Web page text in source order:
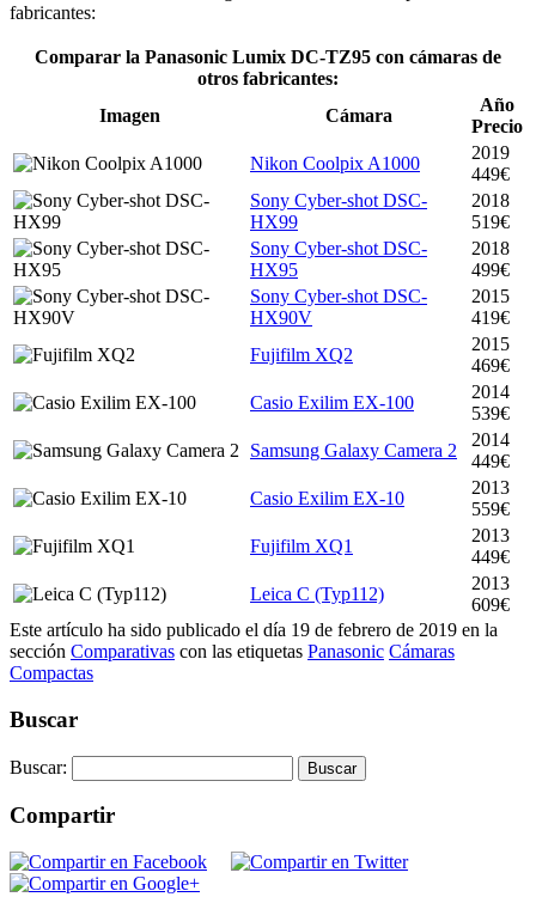
fabricantes:
Comparar la Panasonic Lumix DC-TZ95 con cámaras de
otros fabricantes:
Imagen
Cámara
Año
Precio
Nikon Coolpix A1000
2019
449€
Sony Cyber-shot DSC-
HX99
2018
519€
Sony Cyber-shot DSC-
HX95
2018
499€
Sony Cyber-shot DSC-
HX90V
2015
419€
Fujifilm XQ2
2015
469€
Casio Exilim EX-100
2014
539€
Samsung Galaxy Camera 2
2014
449€
Casio Exilim EX-10
2013
559€
Fujifilm XQ1
2013
449€
Leica C (Typ112)
2013
609€
Este artículo ha sido publicado el día 19 de febrero de 2019 en la
sección Comparativas con las etiquetas Panasonic Cámaras
Compactas
Buscar
Buscar:
Compartir